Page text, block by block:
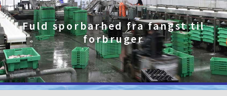
Fuld sporbarhed fra fangst til
forbruger